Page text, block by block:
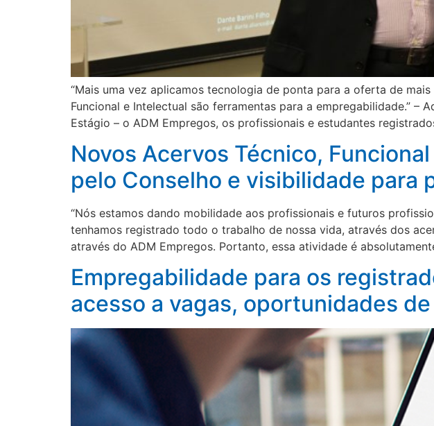
“Mais uma vez aplicamos tecnologia de ponta para a oferta de
Funcional e Intelectual são ferramentas para a empregabilidade.” –
Estágio – o ADM Empregos, os profissionais e estudantes
Novos Acervos Técnico,
pelo Conselho e visibilidade para
“Nós estamos dando mobilidade aos profissionais e futuros
tenhamos registrado todo o trabalho de nossa vida, através dos
através do ADM Empregos. Portanto, essa atividade é
Empregabilidade para os
acesso a vagas, oportunidades